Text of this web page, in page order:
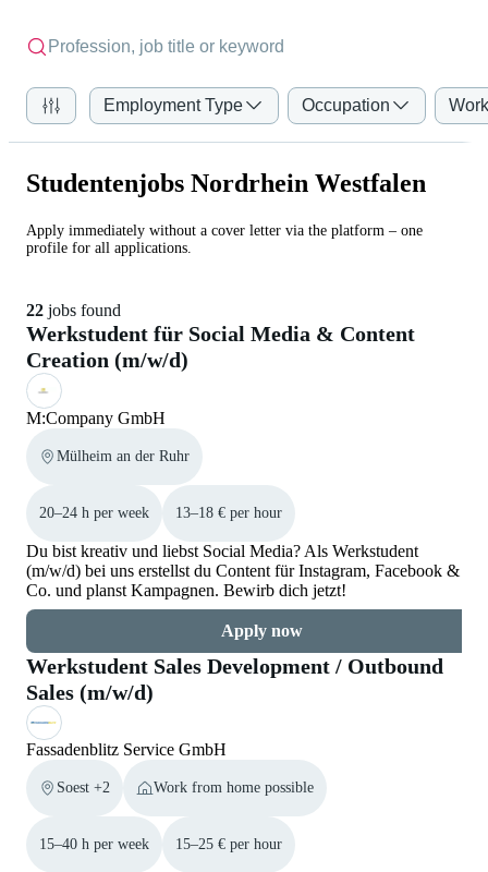
Employment Type Occupation
Studentenjobs Nordrhein Westfalen
Apply immediately without a cover letter via the platform – one
profile for all applications.
22 jobs found
Werkstudent für Social Media & Content
Creation (m/w/d)
M:Company GmbH
Mülheim an der Ruhr
20–24 h per week 13–18 € per hour
Du bist kreativ und liebst Social Media? Als Werkstudent
(m/w/d) bei uns erstellst du Content für Instagram, Facebook &
Co. und planst Kampagnen. Bewirb dich jetzt!
Apply now
Werkstudent Sales Development / Outbound
Sales (m/w/d)
Fassadenblitz Service GmbH
Soest +2 Work from home possible
15–40 h per week 15–25 € per hour